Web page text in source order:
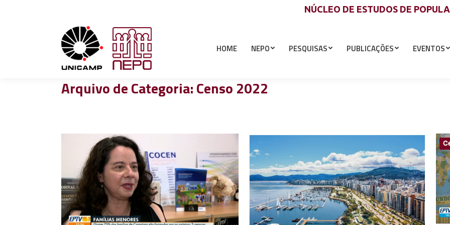
NÚCLEO DE ESTUDOS DE
HOME NEPO PESQUISAS PUBLICAÇÕES EVENTOS
Arquivo de Categoria:Censo 2022